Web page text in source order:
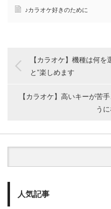
♪カラオケ好きのために
【カラオケ】機種は何
と”楽しめます
【カラオケ】高いキーが苦
う
人気記事